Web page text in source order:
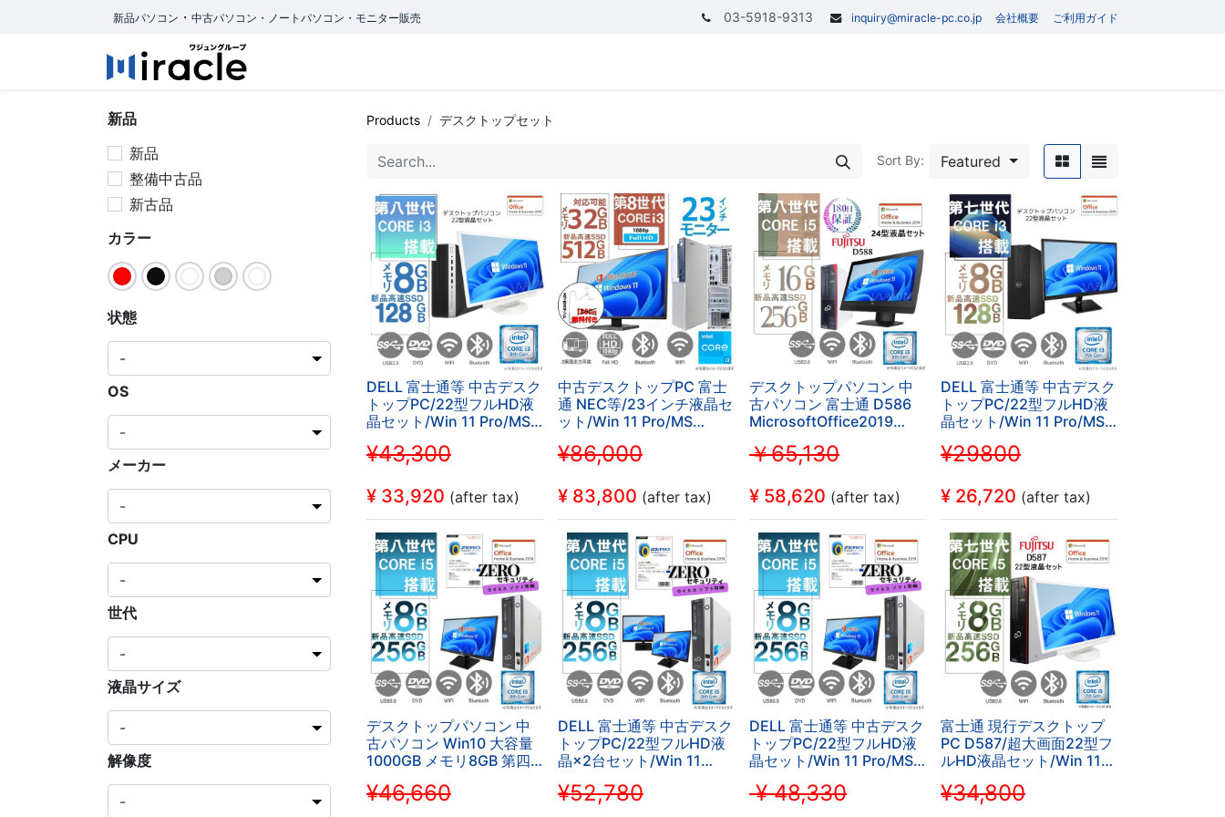
新品パソコン ・ 中古パソコン・ノートパソコン・モニター販売 03-5918-9313 inquiry@miracle-pc.co.jp 会社概要 ご利用ガイド
新品
新品
整備中古品
新古品
カラー
状態
OS
メーカー
CPU
世代
液晶サイズ
解像度
Products デスクトップセット
Sort By: Featured
DELL 富士通等 中古デスク
トップPC/22型フルHD液
晶セット/Win 11 Pro/MS
代/WIFI/Bluetooth/DVD-
備済み品)
¥43,300
¥ 33,920 (after tax)
中古デスクトップPC 富士
通 NEC等/23インチ液晶セ
ット/Win 11 Pro/MS
i3-
(整備済み品)
¥86,000
¥ 83,800 (after tax)
デスクトップパソコン 中
古パソコン 富士通 D586
MicrosoftOffice2019
メモリ8GB 新品
WiFI/Bluetooth 機能付き
￥65,130
¥ 58,620 (after tax)
DELL 富士通等 中古デスク
トップPC/22型フルHD液
晶セット/Win 11 Pro/MS
代/WIFI/Bluetooth/DVD-
備済み品)
¥29800
¥ 26,720 (after tax)
デスクトップパソコン 中
古パソコン Win10 大容量
1000GB メモリ8GB 第四
晶セット USB3.0
¥46,660
DELL 富士通等 中古デスク
トップPC/22型フルHD液
晶×2台セット/Win 11
2019/Corei5第8世
¥52,780
DELL 富士通等 中古デスク
トップPC/22型フルHD液
晶セット/Win 11 Pro/MS
代/ZEROセキュリティ付
¥ 48,330
富士通 現行デスクトップ
PC D587/超大画面22型フ
ルHD液晶セット/Win 11
第7世代Core i5-
¥34,800